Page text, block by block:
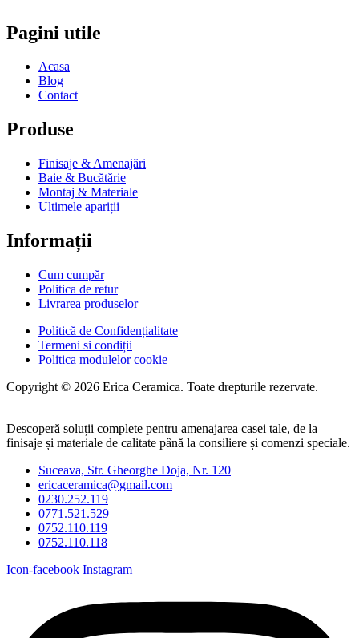
Pagini utile
Acasa
Blog
Contact
Produse
Finisaje & Amenajări
Baie & Bucătărie
Montaj & Materiale
Ultimele apariții
Informații
Cum cumpăr
Politica de retur
Livrarea produselor
Politică de Confidențialitate
Termeni si condiții
Politica modulelor cookie
Copyright © 2026 Erica Ceramica. Toate drepturile rezervate.
Descoperă soluții complete pentru amenajarea casei tale, de la
finisaje și materiale de calitate până la consiliere și comenzi speciale.
Suceava, Str. Gheorghe Doja, Nr. 120
ericaceramica@gmail.com
0230.252.119
0771.521.529
0752.110.119
0752.110.118
Icon-facebook Instagram